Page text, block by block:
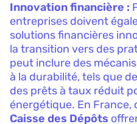
Innovation financière :
entreprises doivent
solutions financières
la transition vers des
peut inclure des
à la durabilité, tels que
des prêts à taux réduit
énergétique. En
Caisse des Dépôts